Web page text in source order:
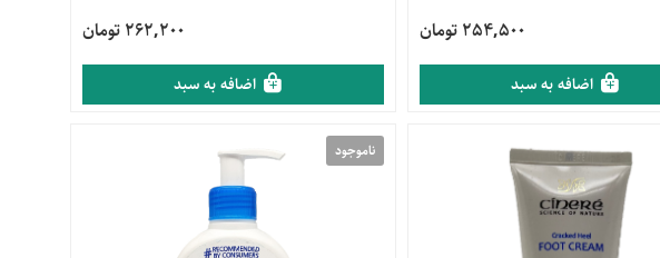
254,500 تومان
اضافه به سبد
262,200 تومان
اضافه به سبد
ناموجود